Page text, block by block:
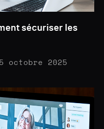
sécuriser les
octobre 2025